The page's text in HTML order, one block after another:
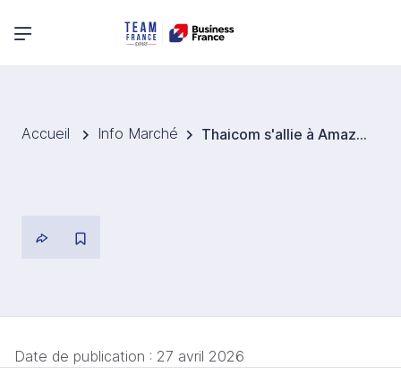
Menu principal
Accueil Info Marché Thaicom s'allie à Amazon Leo pour révolutionner l'accès internet en Thaïlande via satellites Leo.
Date de publication : 27 avril 2026